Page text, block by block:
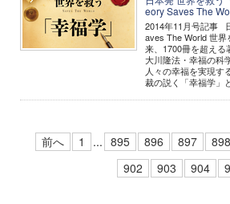
eory Saves The
2014年11月号記事
aves The World 世
来、1700冊を超える
大川隆法・幸福の科
人々の幸福を実現す
裁の説く「幸福学」
前へ 1 ... 895 896 897 898
902
903 904